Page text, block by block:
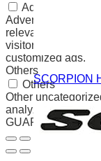
SCORPION
Advertisement
Advertisement
relevant ads and
visitors across
customized ads.
Others
Others
Other
analyzed and
GUARDAR Y